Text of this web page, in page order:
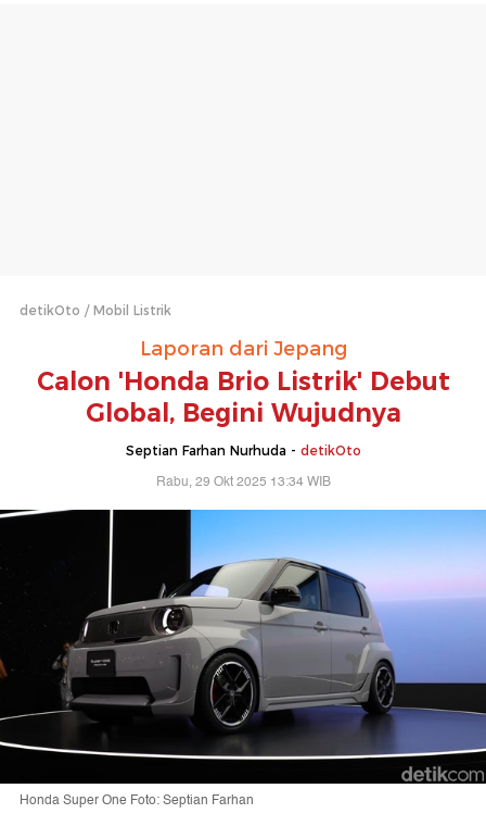
detikOto Mobil Listrik
Laporan dari Jepang
Calon 'Honda Brio Listrik' Debut
Global, Begini Wujudnya
Septian Farhan Nurhuda - detikOto
Rabu, 29 Okt 2025 13:34 WIB
Honda Super One Foto: Septian Farhan